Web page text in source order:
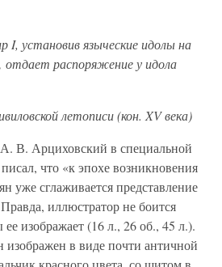
I, установив языческие идолы на
отдает распоряжение у идола
летописи (кон. XV века)
В. Арциховский в специальной
что «к эпохе возникновения
уже сглаживается представление
иллюстратор не боится
изображает (16 л., 26 об., 45 л.).
изображен в виде почти античной